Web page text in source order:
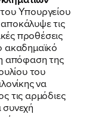
Υπουργείου
τις
προθέσεις
ακαδημαϊκό
απόφαση της
του
να
τις αρμόδιες
συνεχή